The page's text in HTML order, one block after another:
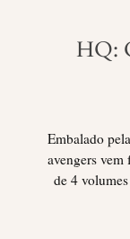
HQ:
Embalado
avengers
de 4